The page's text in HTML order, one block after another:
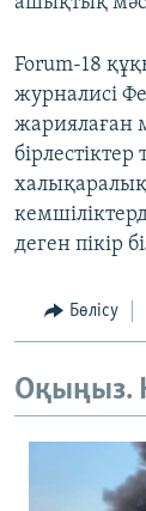
Forum-18
журналисі
жариялаған
деген пікір
Бөлісу
Оқыңыз.